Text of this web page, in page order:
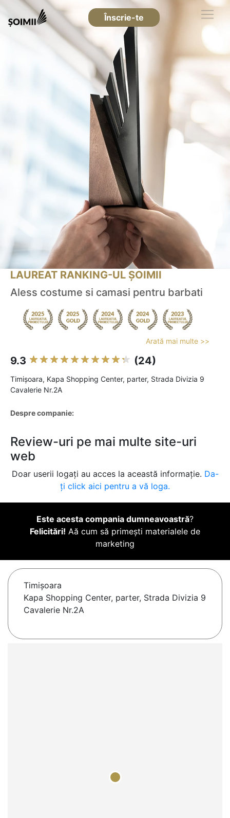
Înscrie-te
LAUREAT RANKING-UL ȘOIMII
Aless costume si camasi pentru barbati
Arată mai multe >>
9.3 (24)
Timişoara, Kapa Shopping Center, parter, Strada Divizia 9
Cavalerie Nr.2A
Despre companie:
Review-uri pe mai multe site-uri
web
Doar userii logați au acces la această informație. Da-
ți click aici pentru a vă loga.
Este acesta compania dumneavoastră?
Felicitări! Aă cum să primești materialele de
marketing
Timişoara
Kapa Shopping Center, parter, Strada Divizia 9
Cavalerie Nr.2A